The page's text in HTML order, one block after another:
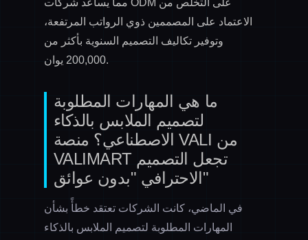
مما يساعد شركات ODM على التخلص من
الاعتماد على المصممين ذوي الرواتب المرتفعة،
وتوفير تكاليف التصميم السنوية بأكثر من
200,000 يوان.
ما هي المهارات المطلوبة
لتصميم الملابس بالذكاء
الاصطناعي؟ منصة VALI من
VALIMART تجعل التصميم
الاحترافي "بدون عوائق"
في الماضي، كانت الشركات تعتقد خطأً بشأن
المهارات المطلوبة لتصميم الملابس بالذكاء